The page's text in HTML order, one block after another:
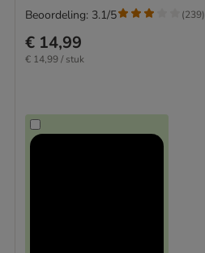
€ 14,99
€ 14,99 / stuk
Beoordeling: 3.1/5 (239)